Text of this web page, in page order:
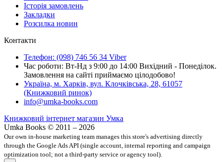
Історія замовлень
Закладки
Розсилка новин
Контакти
Телефон: (098) 746 56 34 Viber
Час роботи: Вт-Нд з 9:00 до 14:00 Вихідний - Понеділок.
Замовлення на сайті приймаємо цілодобово!
Україна, м. Харків, вул. Клочківська, 28, 61057
(Книжковий ринок)
info@umka-books.com
Книжковий інтернет магазин Умка
Umka Books © 2011 – 2026
Our own in-house marketing team manages this store's advertising directly
through the Google Ads API (single account, internal reporting and campaign
optimization tool; not a third-party service or agency tool).